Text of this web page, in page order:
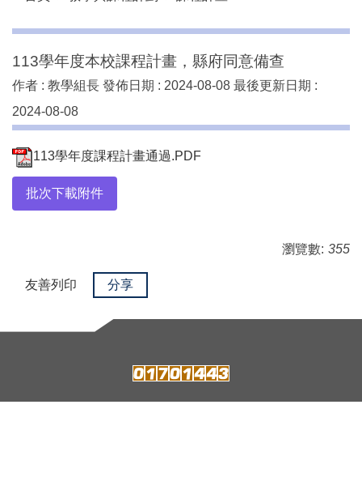
113學年度本校課程計畫，縣府同意備查
作者 : 教學組長 發佈日期 : 2024-08-08 最後更新日期 :
2024-08-08
113學年度課程計畫通過.PDF
批次下載附件
瀏覽數: 355
友善列印 分享